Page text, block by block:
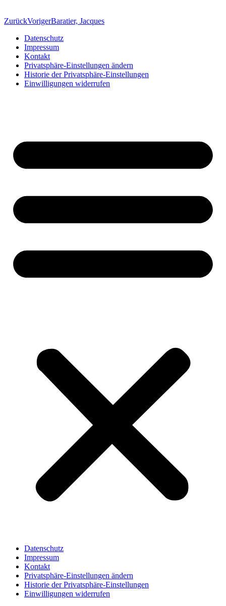
ZurückVorigerBaratier, Jacques
Datenschutz
Impressum
Kontakt
Privatsphäre-Einstellungen ändern
Historie der Privatsphäre-Einstellungen
Einwilligungen widerrufen
Datenschutz
Impressum
Kontakt
Privatsphäre-Einstellungen ändern
Historie der Privatsphäre-Einstellungen
Einwilligungen widerrufen